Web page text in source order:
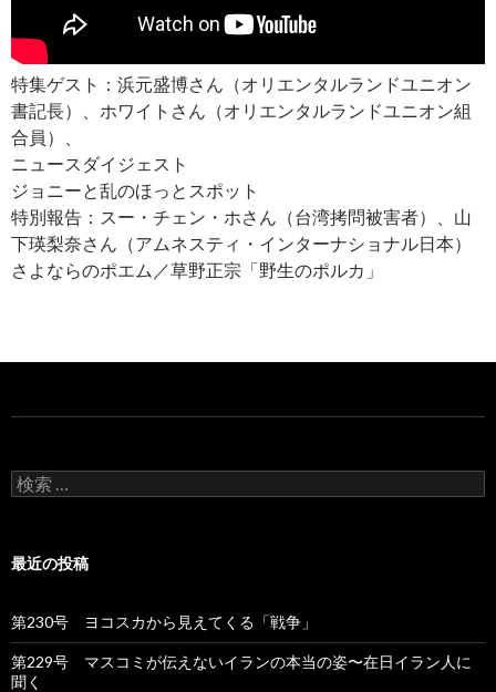
特集ゲスト： 浜元盛博さん（オリエンタルランドユニオン
書記長）、 ホワイト さん（オリエンタルランドユニオン組
合員）、
ニュースダイジェスト
ジョニーと乱のほっとスポット
特別報告：スー・チェン・ホさん（台湾拷問被害者）、山
下瑛梨奈さん（アムネスティ・インターナショナル日本）
さよならのポエム／草野正宗「野生のポルカ」
検
索
最近の投稿
第230号 ヨコスカから見えてくる「戦争」
第229号 マスコミが伝えないイランの本当の姿〜在日イラン人に
聞く